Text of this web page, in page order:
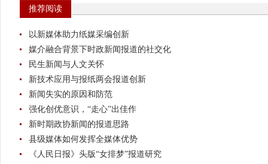
推荐阅读
以新媒体助力纸媒采编创新
媒介融合背景下时政新闻报道的社交化
民生新闻与人文关怀
新技术应用与报纸两会报道创新
新闻失实的原因和防范
强化创优意识，“走心”出佳作
新时期政协新闻的报道思路
县级媒体如何发挥全媒体优势
《人民日报》头版“女排梦”报道研究